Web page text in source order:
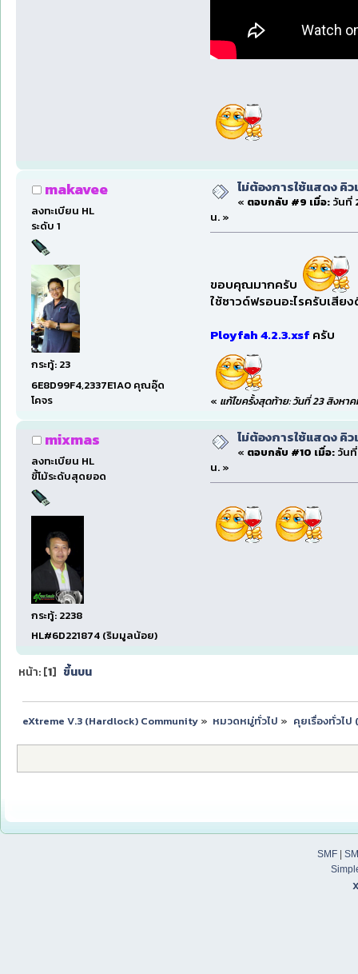
makavee
ลงทะเบียน HL
ระดับ 1
กระทู้: 23
6E8D99F4,2337E1A0 คุณอุ๊ด
โคจร
ไม่ต้องการใช้แสดง คิ
« ตอบกลับ #9 เมื่อ:วันที่
น. »
ขอบคุณมากครับ
ใช้ซาวด์ฟรอนอะไรครับเสีย
Ployfah 4.2.3.xsf ครับ
« แก้ไขครั้งสุดท้าย: วันที่ 23 สิงหา
mixmas
ลงทะเบียน HL
ขี้โม้ระดับสุดยอด
กระทู้: 2238
HL#6D221874 (ริมมูลน้อย)
ไม่ต้องการใช้แสดง คิ
« ตอบกลับ #10 เมื่อ:วันที่
น. »
หน้า: [1] ขึ้นบน
eXtreme V.3 (Hardlock) Community» หมวดหมู่ทั่วไป » คุยเรื่องทั่วไป
SMF|